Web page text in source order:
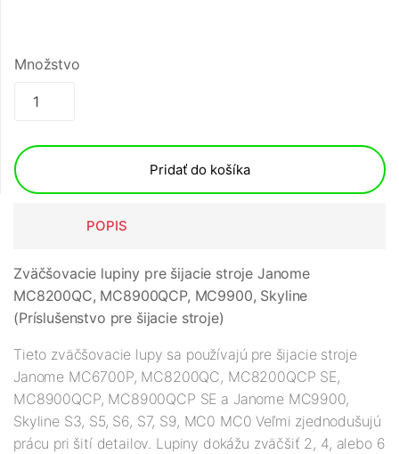
Množstvo
Pridať do košíka
POPIS
Zväčšovacie lupiny pre šijacie stroje Janome
MC8200QC, MC8900QCP, MC9900, Skyline
(Príslušenstvo pre šijacie stroje)
Tieto zväčšovacie lupy sa používajú pre šijacie stroje
Janome MC6700P, MC8200QC, MC8200QCP SE,
MC8900QCP, MC8900QCP SE a Janome MC9900,
Skyline S3, S5, S6, S7, S9, MC0 MC0 Veľmi zjednodušujú
prácu pri šití detailov. Lupiny dokážu zväčšiť 2, 4, alebo 6